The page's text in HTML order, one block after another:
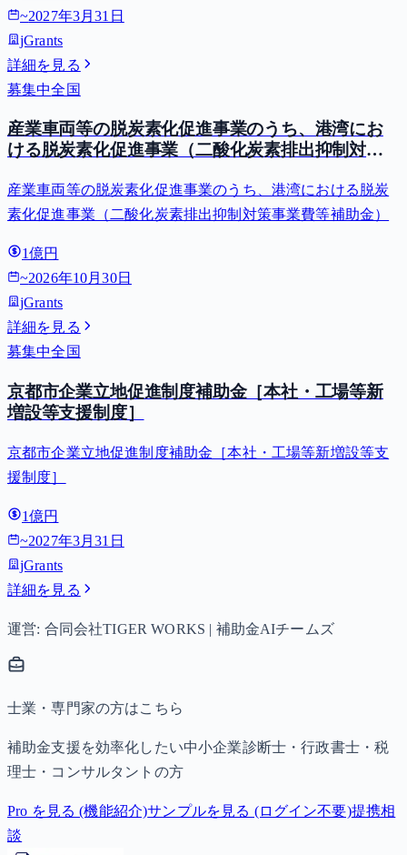
~2027年3月31日
jGrants
詳細を見る
募集中全国
産業車両等の脱炭素化促進事業のうち、港湾にお
ける脱炭素化促進事業（二酸化炭素排出抑制対策
産業車両等の脱炭素化促進事業のうち、港湾における脱炭
素化促進事業（二酸化炭素排出抑制対策事業費等補助金）
1億円
~2026年10月30日
jGrants
詳細を見る
募集中全国
京都市企業立地促進制度補助金［本社・工場等新
増設等支援制度］
京都市企業立地促進制度補助金［本社・工場等新増設等支
援制度］
1億円
~2027年3月31日
jGrants
詳細を見る
運営: 合同会社TIGER WORKS | 補助金AIチームズ
士業・専門家の方はこちら
補助金支援を効率化したい中小企業診断士・行政書士・税
理士・コンサルタントの方
Pro を見る (機能紹介)サンプルを見る (ログイン不要)提携相
談